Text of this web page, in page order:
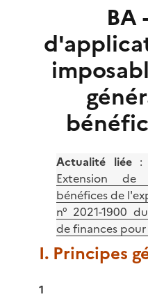
BA
Actualité liée:
Extension
bénéfices de
n° 2021-1900
de finances
I. Principes
1